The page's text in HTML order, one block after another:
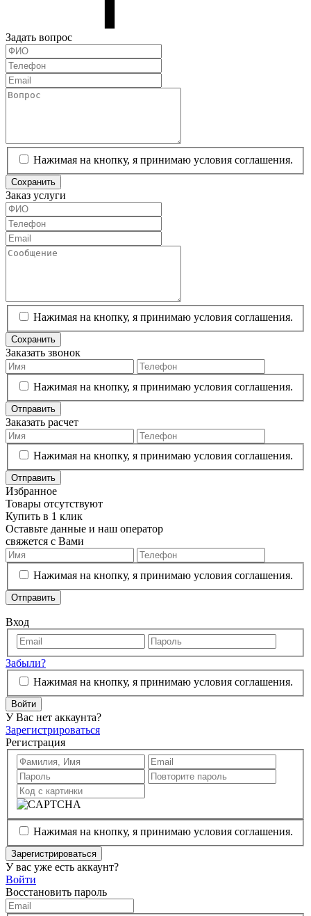
Задать вопрос
Нажимая на кнопку, я принимаю условия соглашения.
Сохранить
Заказ услуги
Нажимая на кнопку, я принимаю условия соглашения.
Сохранить
Заказать звонок
Нажимая на кнопку, я принимаю условия соглашения.
Отправить
Заказать расчет
Нажимая на кнопку, я принимаю условия соглашения.
Отправить
Избранное
Товары отсутствуют
Купить в 1 клик
Оставьте данные и наш оператор
свяжется с Вами
Нажимая на кнопку, я принимаю условия соглашения.
Отправить
Вход
Забыли?
Нажимая на кнопку, я принимаю условия соглашения.
Войти
У Вас нет аккаунта?
Зарегистрироваться
Регистрация
Нажимая на кнопку, я принимаю условия соглашения.
Зарегистрироваться
У вас уже есть аккаунт?
Войти
Восстановить пароль